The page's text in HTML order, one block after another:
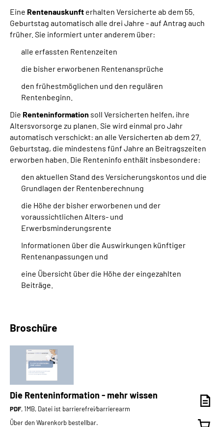
Eine Rentenauskunft erhalten Versicherte ab dem 55.
Geburtstag automatisch alle drei Jahre -­ auf Antrag auch
früher. Sie informiert unter anderem über:
alle erfassten Rentenzeiten
die bisher erworbenen Rentenansprüche
den frühestmöglichen und den regulären
Rentenbeginn.
Die Renteninformation soll Versicherten helfen, ihre
Altersvorsorge zu planen. Sie wird einmal pro Jahr
automatisch verschickt: an alle Versicherten ab dem 27.
Geburtstag, die mindestens fünf Jahre an Beitragszeiten
erworben haben. Die Renteninfo enthält insbesondere:
den aktuellen Stand des Versicherungskontos und die
Grundlagen der Rentenberechnung
die Höhe der bisher erworbenen und der
voraussichtlichen Alters- und
Erwerbsminderungsrente
Informationen über die Auswirkungen künftiger
Rentenanpassungen und
eine Übersicht über die Höhe der eingezahlten
Beiträge.
Broschüre
Die Renteninformation - mehr wissen
PDF, 1MB, Datei ist barrierefrei⁄barrierearm
Über den Warenkorb bestellbar.